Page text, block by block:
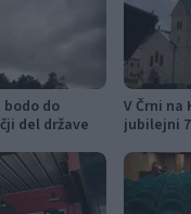
do
del države
V Črni na
jubilejni